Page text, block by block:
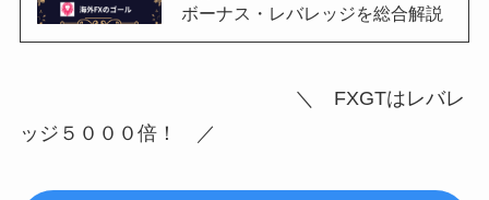
ボーナス・レバレッジを総合解説
＼ FXGTはレバレ
ッジ５０００倍！ ／